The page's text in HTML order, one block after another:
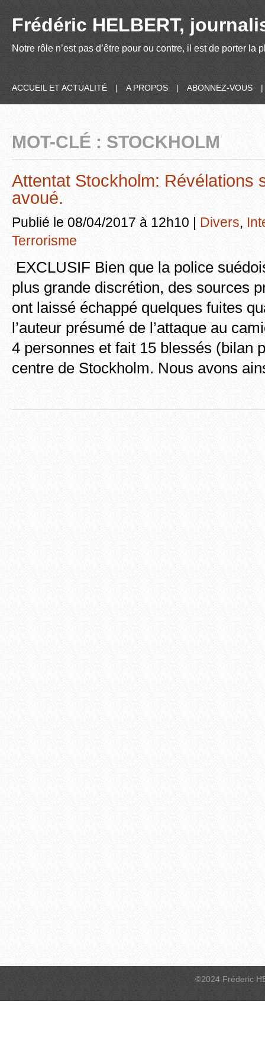
Frédéric HELBERT,
Notre rôle n’est pas d’être pour ou contre, il est de porter
ACCUEIL ET ACTUALITÉ | A PROPOS | ABONNEZ-VOUS |
MOT-CLÉ : STOCKHOLM
Attentat Stockholm: Révélations
avoué.
Publié le 08/04/2017 à 12h10 | Divers,
Terrorisme
EXCLUSIF Bien que la police
plus grande discrétion, des sources
ont laissé échappé quelques fuites
l’auteur présumé de l’attaque au
4 personnes et fait 15 blessés (bilan
centre de Stockholm. Nous avons
©2024 Fréderic